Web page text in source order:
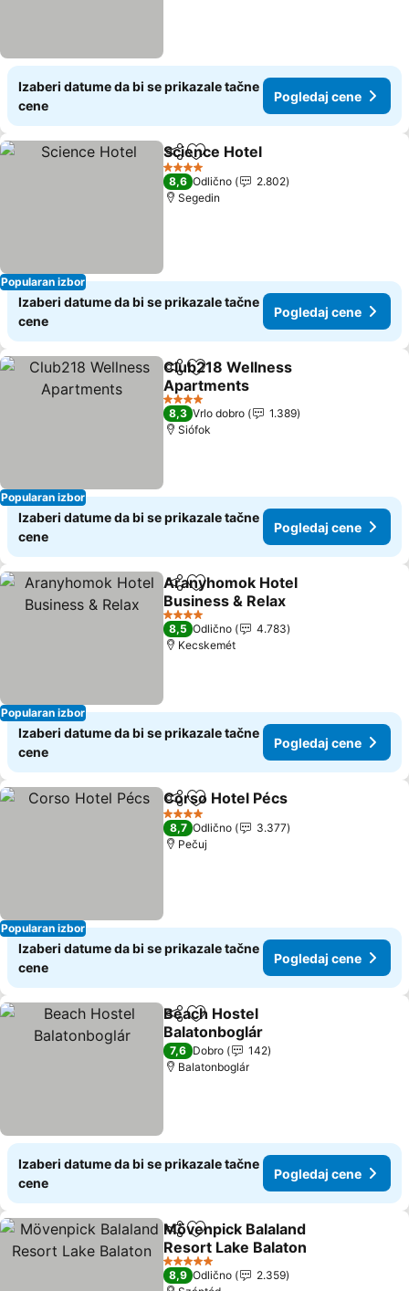
Izaberi datume da bi se prikazale tačne
cene
Pogledaj cene
Popularan izbor
Deli Dodati u favorite
Science Hotel
4 Zvezdice
8,6 Odlično
2.802
Segedin
Izaberi datume da bi se prikazale tačne
cene
Pogledaj cene
Popularan izbor
Deli Dodati u favorite
Club218 Wellness
Apartments
4 Zvezdice
8,3 Vrlo dobro
1.389
Siófok
Izaberi datume da bi se prikazale tačne
cene
Pogledaj cene
Popularan izbor
Deli Dodati u favorite
Aranyhomok Hotel
Business & Relax
4 Zvezdice
8,5 Odlično
4.783
Kecskemét
Izaberi datume da bi se prikazale tačne
cene
Pogledaj cene
Popularan izbor
Deli Dodati u favorite
Corso Hotel Pécs
4 Zvezdice
8,7 Odlično
3.377
Pečuj
Izaberi datume da bi se prikazale tačne
cene
Pogledaj cene
Deli Dodati u favorite
Beach Hostel
Balatonboglár
7,6 Dobro
142
Balatonboglár
Izaberi datume da bi se prikazale tačne
cene
Pogledaj cene
Deli Dodati u favorite
Mövenpick Balaland
Resort Lake Balaton
5 Zvezdice
8,9 Odlično
2.359